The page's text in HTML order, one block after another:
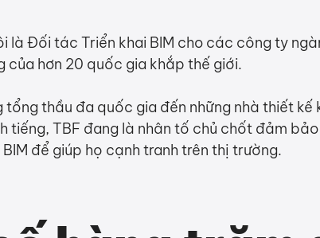
là Đối tác Triển khai BIM cho các công ty
của hơn 20 quốc gia khắp thế giới.
tổng thầu đa quốc gia đến những nhà thiết kế
tiếng, TBF đang là nhân tố chủ chốt đảm bảo
để giúp họ cạnh tranh trên thị trường.